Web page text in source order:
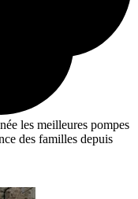
les meilleures pompes
des familles depuis